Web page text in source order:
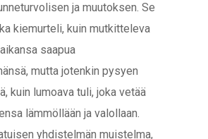
ja muutoksen. Se
kiemurteli, kuin mutkitteleva
saapua
mutta jotenkin pysyen
kuin lumoava tuli, joka vetää
lämmöllään ja valollaan.
yhdistelmän muistelma,